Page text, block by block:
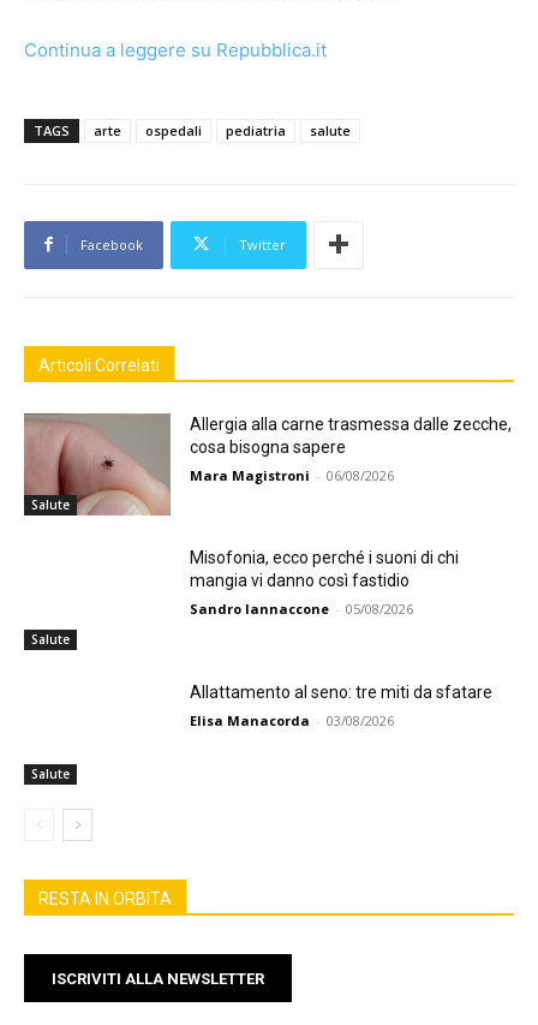
Continua a leggere su Repubblica.it
TAGS arte ospedali pediatria salute
Facebook Twitter
Articoli Correlati
Salute
Allergia alla carne trasmessa dalle zecche,
cosa bisogna sapere
Mara Magistroni - 06/08/2026
Salute
Misofonia, ecco perché i suoni di chi
mangia vi danno così fastidio
Sandro Iannaccone - 05/08/2026
Salute
Allattamento al seno: tre miti da sfatare
Elisa Manacorda - 03/08/2026
RESTA IN ORBITA
ISCRIVITI ALLA NEWSLETTER